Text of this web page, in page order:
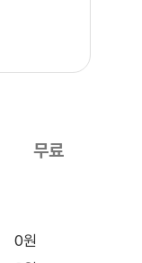
무료
0원